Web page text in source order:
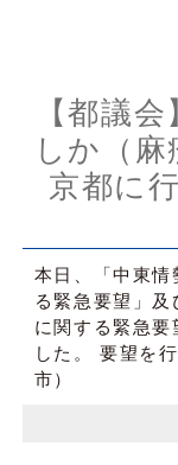
【都議
しか（
京都に
本日、「中東情
る緊急要望」
に関する緊急要
した。 要望を
市）